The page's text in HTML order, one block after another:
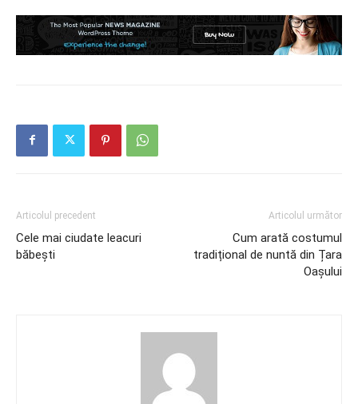
Articolul precedent
Cele mai ciudate leacuri
băbești
Articolul următor
Cum arată costumul
tradițional de nuntă din Țara
Oașului